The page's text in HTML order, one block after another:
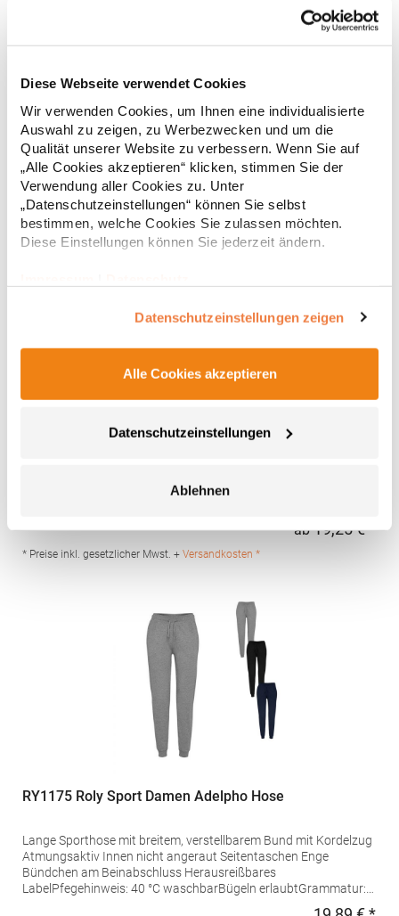
Diese Webseite verwendet Cookies
Wir verwenden Cookies, um Ihnen eine individualisierte
Auswahl zu zeigen, zu Werbezwecken und um die
Qualität unserer Website zu verbessern. Wenn Sie auf
„Alle Cookies akzeptieren“ klicken, stimmen Sie der
Verwendung aller Cookies zu. Unter
„Datenschutzeinstellungen“ können Sie selbst
bestimmen, welche Cookies Sie zulassen möchten.
Diese Einstellungen können Sie jederzeit ändern.
Datenschutzeinstellungen zeigen
Alle Cookies akzeptieren
Datenschutzeinstellungen
Ablehnen
RG62500 Regatta Professional Damen Prolite Stretch
Hose
Knie- und Gesäßpartien Dauerhaft wasserabweisende Beschichtung
Reißverschluss vorne und hinten Angaben zur
Produktsicherheit: Herstellernummer:RG62500REGATTA Polska sp
2.0.0, UI Czestochowska 5, 32085 Modlnica,
100% Polyester
55,89 € *
* Preise inkl. gesetzlicher Mwst. +Versandkosten *
Produktsicherheit: Herstellernummer: TR532Hersteller: Saxnet
g/m²Materialzusammensetzung: 80% Polyester / 20% Elasthan
ab19,25 € *
* Preise inkl. gesetzlicher Mwst. + Versandkosten *
RY1175 Roly Sport Damen Adelpho Hose
Lange Sporthose mit breitem, verstellbarem Bund mit Kordelzug
Atmungsaktiv Innen nicht angeraut Seitentaschen Enge
Bündchen am Beinabschluss Herausreißbares
LabelPfegehinweis: 40 °C waschbarBügeln erlaubtGrammatur: